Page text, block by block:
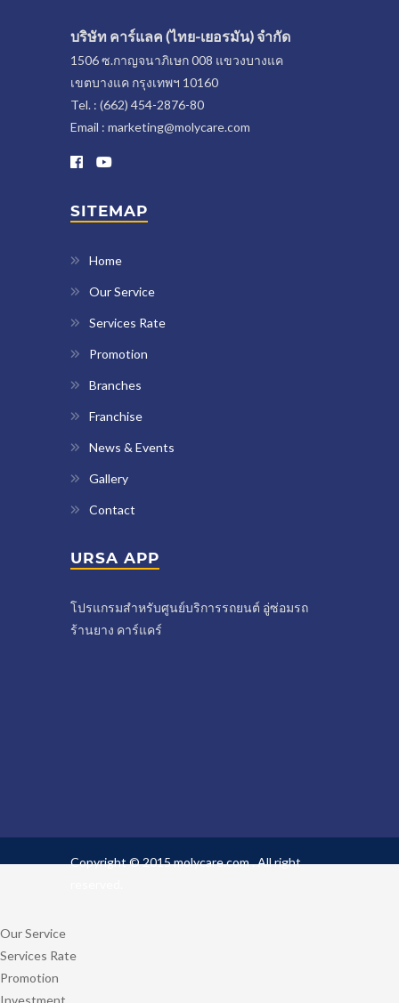
บริษัท คาร์แลค (ไทย-เยอรมัน) จำกัด
1506 ซ.กาญจนาภิเษก 008 แขวงบางแค
เขตบางแค กรุงเทพฯ 10160
Tel. : (662) 454-2876-80
Email : marketing@molycare.com
SITEMAP
Home
Our Service
Services Rate
Promotion
Branches
Franchise
News & Events
Gallery
Contact
URSA APP
โปรแกรมสำหรับศูนย์บริการรถยนต์ อู่ซ่อมรถ
ร้านยาง คาร์แคร์
Copyright © 2015 molycare.com . All right
Our Service
Services Rate
Promotion
Investment